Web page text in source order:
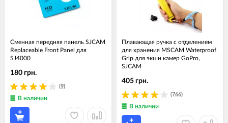
Сменная передняя панель SJCAM
Replaceable Front Panel для
SJ4000
(9)
180 грн.
В наличии
Плавающая ручка c отделением
для хранения MSCAM Waterproof
Grip для экшн камер GoPro,
SJCAM
(766)
405 грн.
В наличии